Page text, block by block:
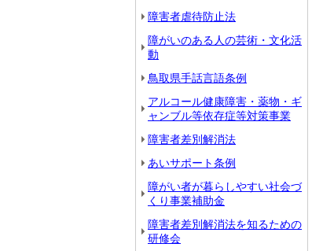
障害者虐待防止法
障がいのある人の芸術・文化活
動
鳥取県手話言語条例
アルコール健康障害・薬物・ギ
ャンブル等依存症等対策事業
障害者差別解消法
あいサポート条例
障がい者が暮らしやすい社会づ
くり事業補助金
障害者差別解消法を知るための
研修会